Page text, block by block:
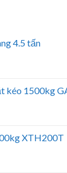
4.5 tấn
kéo 1500kg
XTH200T